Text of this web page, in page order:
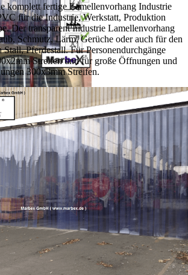
komplett fertige Lamellenvorhang Industrie
für die Industrie, Werkstatt, Produktion
Der transparent Industrie Lamellenvorhang
Schmutz, Lärm, Gerüche oder auch für den
Pferdestall. Für Personendurchgänge
Streifen und für große Öffnungen und
300x3mm Streifen.